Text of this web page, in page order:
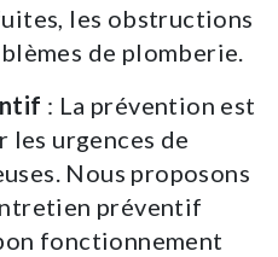
les obstructions
de plomberie.
: La prévention est
les urgences de
Nous proposons
préventif
fonctionnement